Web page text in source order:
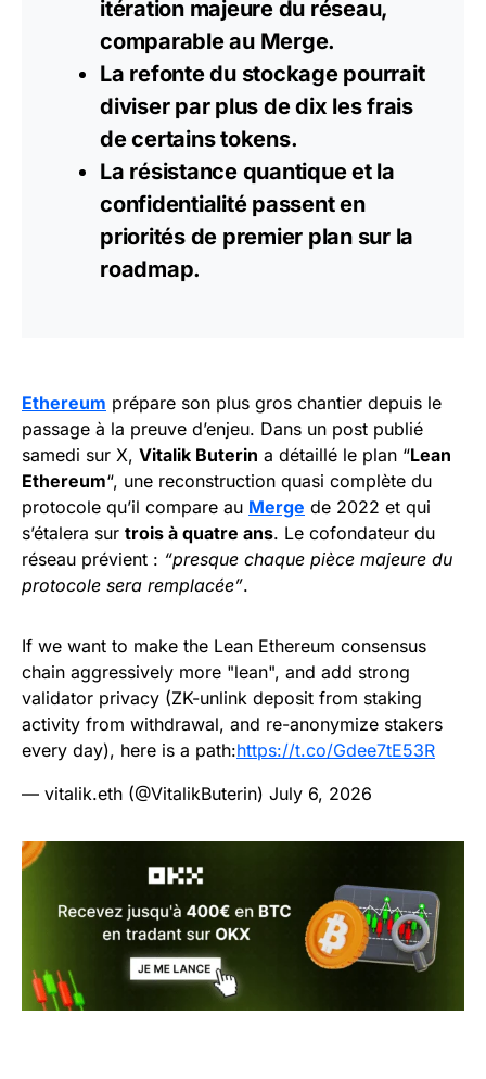
itération majeure du réseau,
comparable au Merge.
La refonte du stockage pourrait
diviser par plus de dix les frais
de certains tokens.
La résistance quantiqueet la
confidentialité passent en
priorités de premier plan sur la
roadmap.
Ethereum prépare son plus gros chantier depuis le
passage à la preuve d’enjeu. Dans un post publié
samedi sur X, Vitalik Buterin a détaillé le plan “Lean
Ethereum“, une reconstruction quasi complète du
protocole qu’il compare au Merge de 2022 et qui
s’étalera sur trois à quatre ans. Le cofondateur du
réseau prévient : “presque chaque pièce majeure du
protocole sera remplacée”.
If we want to make the Lean Ethereum consensus
chain aggressively more "lean", and add strong
validator privacy (ZK-unlink deposit from staking
activity from withdrawal, and re-anonymize stakers
every day), here is a path:https://t.co/Gdee7tE53R
— vitalik.eth (@VitalikButerin) July 6, 2026